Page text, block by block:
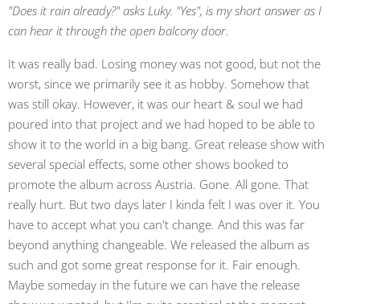
"Does it rain already?" asks Luky. "Yes", is my short answer as I
can hear it through the open balcony door.
It was really bad. Losing money was not good, but not the
worst, since we primarily see it as hobby. Somehow that
was still okay. However, it was our heart & soul we had
poured into that project and we had hoped to be able to
show it to the world in a big bang. Great release show with
several special effects, some other shows booked to
promote the album across Austria. Gone. All gone. That
really hurt. But two days later I kinda felt I was over it. You
have to accept what you can't change. And this was far
beyond anything changeable. We released the album as
such and got some great response for it. Fair enough.
Maybe someday in the future we can have the release